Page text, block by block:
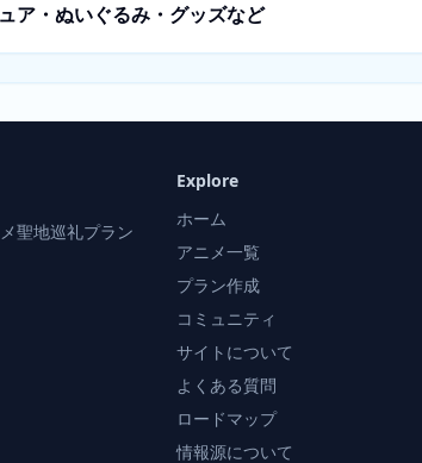
ア・ぬいぐるみ・グッズなど
聖地巡礼プラン
Explore
ホーム
アニメ一覧
プラン作成
コミュニティ
サイトについて
よくある質問
ロードマップ
情報源について